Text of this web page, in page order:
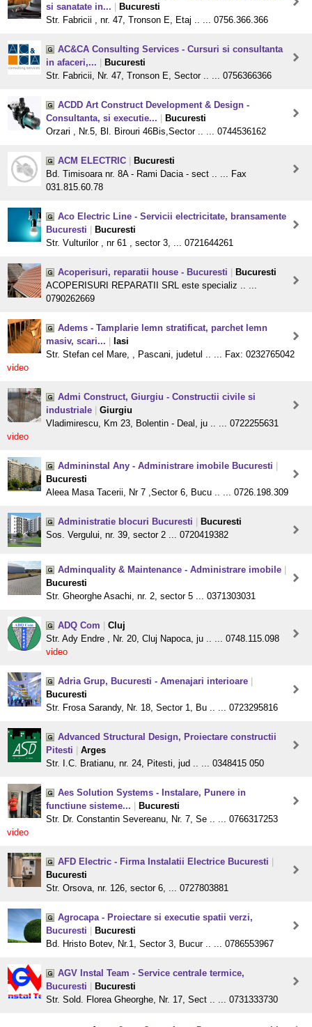
si sanatate in...
Bucuresti
Str. Fabricii , nr. 47, Tronson E, Etaj .. ... 0756.366.366
AC&CA Consulting Services - Cursuri si consultanta
in afaceri,...
Bucuresti
Str. Fabricii, Nr. 47, Tronson E, Sector .. ... 0756366366
ACDD Art Construct Development & Design -
Consultanta, si executie...
Bucuresti
Orzari , Nr.5, Bl. Birouri 46Bis,Sector .. ... 0744536162
ACM ELECTRIC
Bucuresti
Bd. Timisoara nr. 8A - Rami Dacia - sect .. ... Fax
031.815.60.78
Aco Electric Line - Servicii electricitate, bransamente
Bucuresti
Bucuresti
Str. Vulturilor , nr 61 , sector 3, ... 0721644261
Acoperisuri, reparatii house - Bucuresti
Bucuresti
ACOPERISURI REPARATII SRL este specializ .. ...
0790262669
Adems - Tamplarie lemn stratificat, parchet lemn
masiv, scari...
Iasi
Str. Stefan cel Mare, , Pascani, judetul .. ... Fax: 0232765042
video
Admi Construct, Giurgiu - Constructii civile si
industriale
Giurgiu
Vladimirescu, Km 23, Bolentin - Deal, ju .. ... 0722255631
video
Admininstal Any - Administrare imobile Bucuresti
Bucuresti
Aleea Masa Tacerii, Nr 7 ,Sector 6, Bucu .. ... 0726.198.309
Administratie blocuri Bucuresti
Bucuresti
Sos. Vergului, nr. 39, sector 2 ... 0720419382
Adminquality & Maintenance - Administrare imobile
Bucuresti
Str. Gheorghe Asachi, nr. 2, sector 5 ... 0371303031
ADQ Com
Cluj
Str. Ady Endre , Nr. 20, Cluj Napoca, ju .. ... 0748.115.098
video
Adria Grup, Bucuresti - Amenajari interioare
Bucuresti
Str. Frosa Sarandy, Nr. 18, Sector 1, Bu .. ... 0723295816
Advanced Structural Design, Proiectare constructii
Pitesti
Arges
Str. I.C. Bratianu, nr. 24, Pitesti, jud .. ... 0348415 050
Aes Solution Systems - Instalare, Punere in
functiune sisteme...
Bucuresti
Str. Dr. Constantin Severeanu, Nr. 7, Se .. ... 0766317253
video
AFD Electric - Firma Instalatii Electrice Bucuresti
Bucuresti
Str. Orsova, nr. 126, sector 6, ... 0727803881
Agrocapa - Proiectare si executie spatii verzi,
Bucuresti
Bucuresti
Bd. Hristo Botev, Nr.1, Sector 3, Bucur .. ... 0786553967
AGV Instal Team - Service centrale termice,
Bucuresti
Bucuresti
Str. Sold. Florea Gheorghe, Nr. 17, Sect .. ... 0731333730